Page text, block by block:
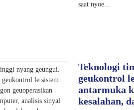
saat nyoe...
Teknologi
geukontrol
antarmuka
kesalahan,